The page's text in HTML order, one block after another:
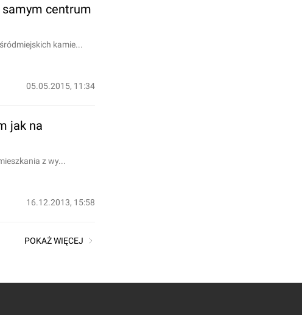
centrum
kamie...
05.05.2015, 11:34
jak na
z wy...
16.12.2013, 15:58
POKAŻ WIĘCEJ